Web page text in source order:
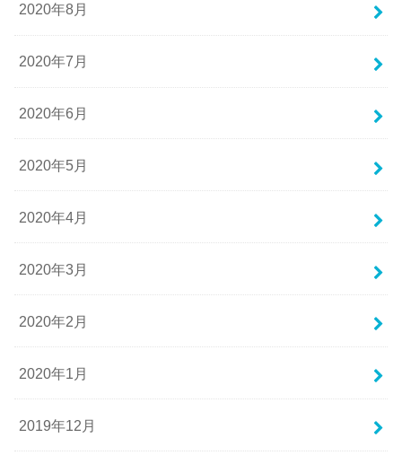
2020年8月
2020年7月
2020年6月
2020年5月
2020年4月
2020年3月
2020年2月
2020年1月
2019年12月